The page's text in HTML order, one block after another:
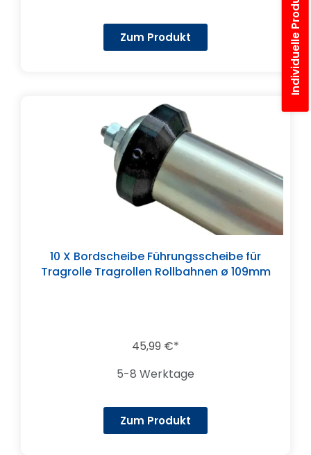
Zum Produkt
10 X Bordscheibe Führungsscheibe für
Tragrolle Tragrollen Rollbahnen ø 109mm
45,99 €
5-8 Werktage
Zum Produkt